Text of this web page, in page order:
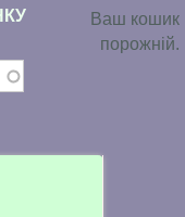
Ваш кошик
порожній.